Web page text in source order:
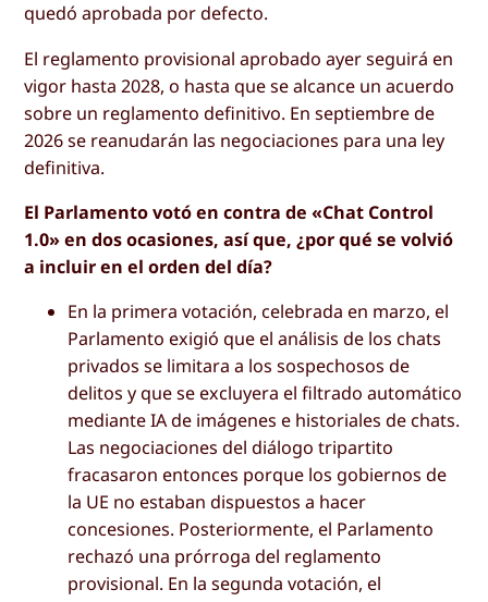
quedó aprobada por defecto.
El reglamento provisional aprobado ayer seguirá en
vigor hasta 2028, o hasta que se alcance un acuerdo
sobre un reglamento definitivo. En septiembre de
2026 se reanudarán las negociaciones para una ley
definitiva.
El Parlamento votó en contra de «Chat Control
1.0» en dos ocasiones, así que, ¿por qué se volvió
a incluir en el orden del día?
En la primera votación, celebrada en marzo, el
Parlamento exigió que el análisis de los chats
privados se limitara a los sospechosos de
delitos y que se excluyera el filtrado automático
mediante IA de imágenes e historiales de chats.
Las negociaciones del diálogo tripartito
fracasaron entonces porque los gobiernos de
la UE no estaban dispuestos a hacer
concesiones. Posteriormente, el Parlamento
rechazó una prórroga del reglamento
provisional. En la segunda votación, el